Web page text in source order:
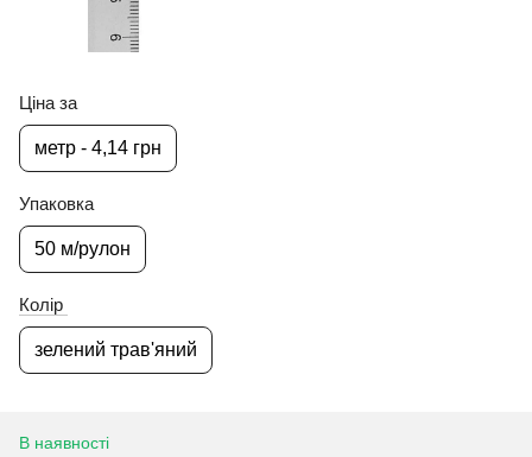
Ціна за
метр - 4,14 грн
Упаковка
50 м/рулон
Колір
зелений трав'яний
В наявності